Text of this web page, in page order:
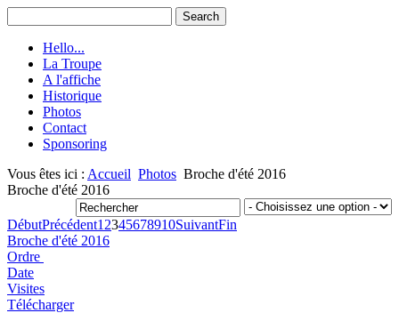
Hello...
La Troupe
A l'affiche
Historique
Photos
Contact
Sponsoring
Vous êtes ici : Accueil Photos Broche d'été 2016
Broche d'été 2016
DébutPrécédent1 2345678910SuivantFin
Broche d'été 2016
Ordre
Date
Visites
Télécharger